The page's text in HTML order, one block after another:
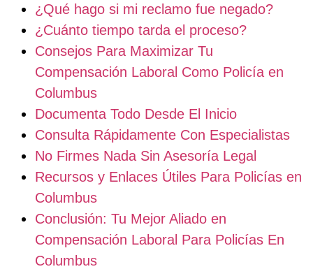
¿Qué hago si mi reclamo fue negado?
¿Cuánto tiempo tarda el proceso?
Consejos Para Maximizar Tu
Compensación Laboral Como Policía en
Columbus
Documenta Todo Desde El Inicio
Consulta Rápidamente Con Especialistas
No Firmes Nada Sin Asesoría Legal
Recursos y Enlaces Útiles Para Policías en
Columbus
Conclusión: Tu Mejor Aliado en
Compensación Laboral Para Policías En
Columbus